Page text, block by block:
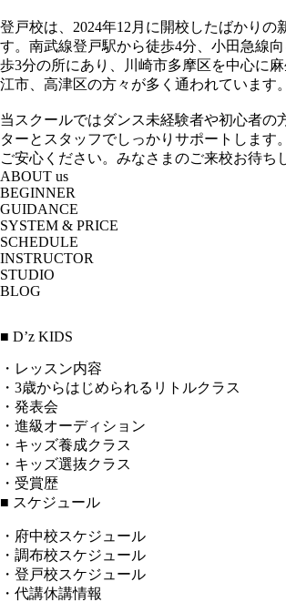
登戸校は、2024年12月に開校したばかりの
す。南武線登戸駅から徒歩4分、小田急線
歩3分の所にあり、川崎市多摩区を中心に
江市、高津区の方々が多く通われています。
当スクールではダンス未経験者や初心者の
ターとスタッフでしっかりサポートします
ご安心ください。みなさまのご来校お待ち
ABOUT us
BEGINNER
GUIDANCE
SYSTEM & PRICE
SCHEDULE
INSTRUCTOR
STUDIO
BLOG
■ D’z KIDS
・レッスン内容
・3歳からはじめられるリトルクラス
・発表会
・進級オーディション
・キッズ養成クラス
・キッズ選抜クラス
・受賞歴
■ スケジュール
・府中校スケジュール
・調布校スケジュール
・登戸校スケジュール
・代講休講情報